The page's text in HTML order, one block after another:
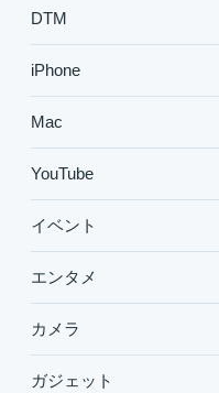
DTM
iPhone
Mac
YouTube
イベント
エンタメ
カメラ
ガジェット